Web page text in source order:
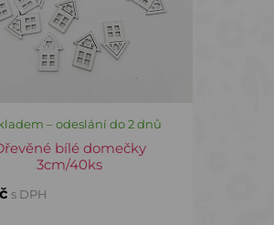
– odeslání do 2 dnů
bílé domečky
3cm/40ks
s DPH